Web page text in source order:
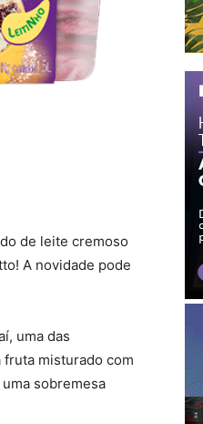
de leite cremoso
A novidade pode
uma das
fruta misturado com
sobremesa